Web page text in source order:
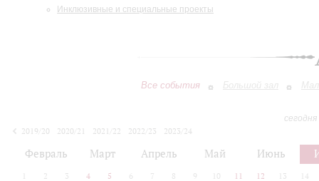
Инклюзивные и специальные проекты
Все события Большой зал
2019/20
2020/21 2021/22 2022/23
2023/24
Февраль Март Апрель Май Июнь
2 3 4 5 6 7 8 9 10 11 12 13 14